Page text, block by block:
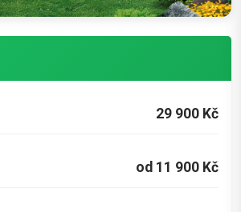
29 900 Kč
od 11 900 Kč